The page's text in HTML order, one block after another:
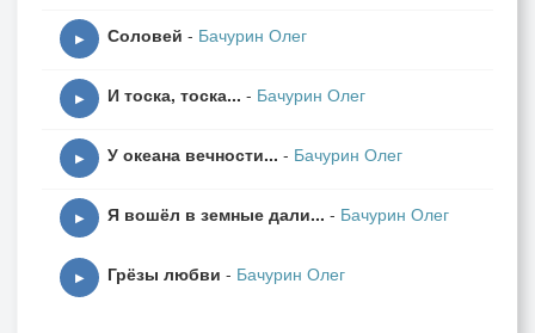
Звёздочка ты моя,
Счастье далёкое,
▶ Соловей - Бачурин Олег
▶ И тоска, тоска... - Бачурин Олег
▶ У океана вечности... - Бачурин Олег
▶ Я вошёл в земные дали... - Бачурин Олег
▶ Грёзы любви - Бачурин Олег